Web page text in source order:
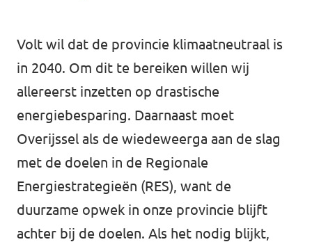
Volt Hengelo
Volt Zwolle
Mensen
Agenda
Gemeenteraadsverkiezingen 2026
Volt wil dat de provincie klimaatneutraal is
in 2040. Om dit te bereiken willen wij
allereerst inzetten op drastische
energiebesparing. Daarnaast moet
Overijssel als de wiedeweerga aan de slag
met de doelen in de Regionale
Energiestrategieën (RES), want de
duurzame opwek in onze provincie blijft
achter bij de doelen. Als het nodig blijkt,